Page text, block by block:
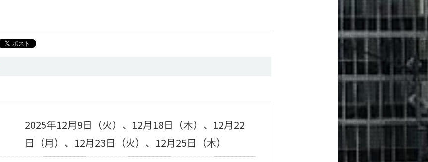
2025年12月9日（火）、12月18日（木）、12月22
日（月）、12月23日（火）、12月25日（木）